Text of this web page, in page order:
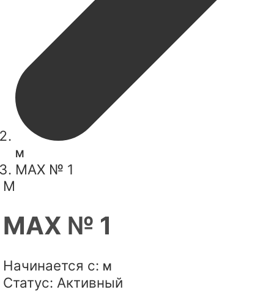
M
MAX № 1
M
MAX № 1
Начинается с: M
Статус: Активный